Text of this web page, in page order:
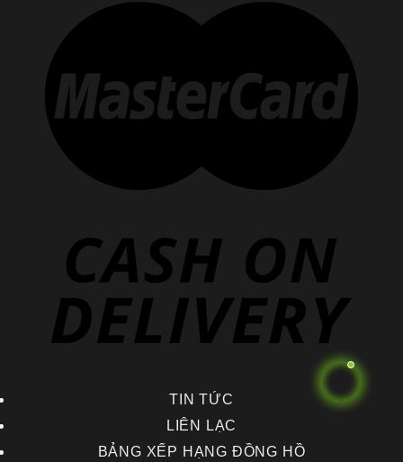
TIN TỨC
LIÊN LẠC
BẢNG XẾP HẠNG ĐỒNG HỒ